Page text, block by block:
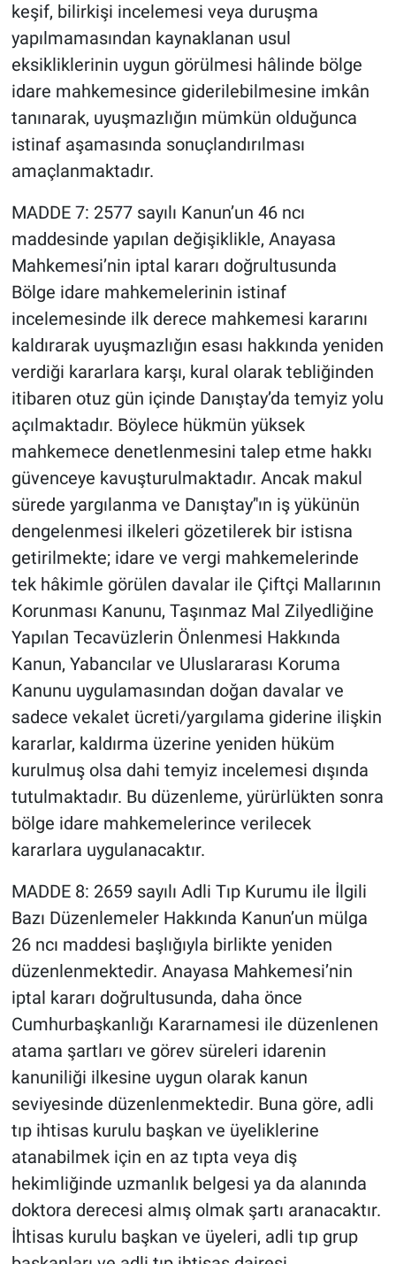
keşif, bilirkişi incelemesi veya duruşma
yapılmamasından kaynaklanan usul
eksikliklerinin uygun görülmesi hâlinde bölge
idare mahkemesince giderilebilmesine imkân
tanınarak, uyuşmazlığın mümkün olduğunca
istinaf aşamasında sonuçlandırılması
amaçlanmaktadır.
MADDE 7: 2577 sayılı Kanun’un 46 ncı
maddesinde yapılan değişiklikle, Anayasa
Mahkemesi’nin iptal kararı doğrultusunda
Bölge idare mahkemelerinin istinaf
incelemesinde ilk derece mahkemesi kararını
kaldırarak uyuşmazlığın esası hakkında yeniden
verdiği kararlara karşı, kural olarak tebliğinden
itibaren otuz gün içinde Danıştay’da temyiz yolu
açılmaktadır. Böylece hükmün yüksek
mahkemece denetlenmesini talep etme hakkı
güvenceye kavuşturulmaktadır. Ancak makul
sürede yargılanma ve Danıştay’'ın iş yükünün
dengelenmesi ilkeleri gözetilerek bir istisna
getirilmekte; idare ve vergi mahkemelerinde
tek hâkimle görülen davalar ile Çiftçi Mallarının
Korunması Kanunu, Taşınmaz Mal Zilyedliğine
Yapılan Tecavüzlerin Önlenmesi Hakkında
Kanun, Yabancılar ve Uluslararası Koruma
Kanunu uygulamasından doğan davalar ve
sadece vekalet ücreti/yargılama giderine ilişkin
kararlar, kaldırma üzerine yeniden hüküm
kurulmuş olsa dahi temyiz incelemesi dışında
tutulmaktadır. Bu düzenleme, yürürlükten sonra
bölge idare mahkemelerince verilecek
kararlara uygulanacaktır.
MADDE 8: 2659 sayılı Adli Tıp Kurumu ile İlgili
Bazı Düzenlemeler Hakkında Kanun’un mülga
26 ncı maddesi başlığıyla birlikte yeniden
düzenlenmektedir. Anayasa Mahkemesi’nin
iptal kararı doğrultusunda, daha önce
Cumhurbaşkanlığı Kararnamesi ile düzenlenen
atama şartları ve görev süreleri idarenin
kanuniliği ilkesine uygun olarak kanun
seviyesinde düzenlenmektedir. Buna göre, adli
tıp ihtisas kurulu başkan ve üyeliklerine
atanabilmek için en az tıpta veya diş
hekimliğinde uzmanlık belgesi ya da alanında
doktora derecesi almış olmak şartı aranacaktır.
İhtisas kurulu başkan ve üyeleri, adli tıp grup